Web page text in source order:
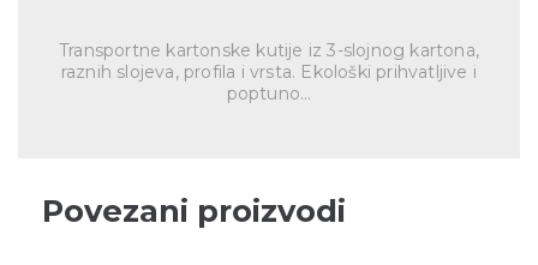
Transportne kartonske kutije iz 3-slojnog kartona,
raznih slojeva, profila i vrsta. Ekološki prihvatljive i
poptuno...
Povezani proizvodi